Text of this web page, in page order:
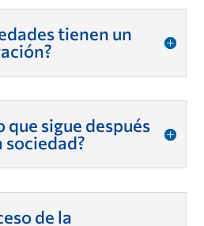
tienen un
que sigue después
sociedad?
de la